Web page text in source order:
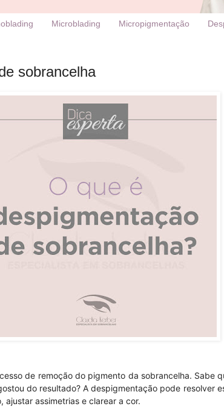
Microblading Micropigmentação
sobrancelha
de remoção do pigmento da sobrancelha. Sabe
do resultado? A despigmentação pode resolver
ajustar assimetrias e clarear a cor.